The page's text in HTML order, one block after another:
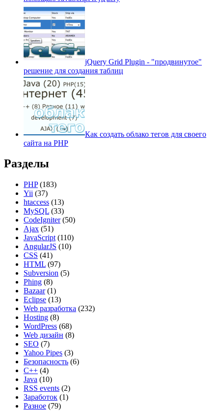
jQuery Grid Plugin - "продвинутое"
решение для создания таблиц
Как создать облако тегов для своего
сайта на PHP
Разделы
PHP(183)
Yii (37)
htaccess (13)
MySQL (33)
CodeIgniter(50)
Ajax (51)
JavaScript (110)
AngularJS (10)
CSS (41)
HTML (97)
Subversion (5)
Phing (8)
Bazaar(1)
Eclipse (13)
Web разработка (232)
Hosting (8)
WordPress (68)
Web дизайн (8)
SEO (7)
Yahoo Pipes (3)
Безопасность (6)
C++ (4)
Java (10)
RSS events (2)
Заработок (1)
Разное (79)